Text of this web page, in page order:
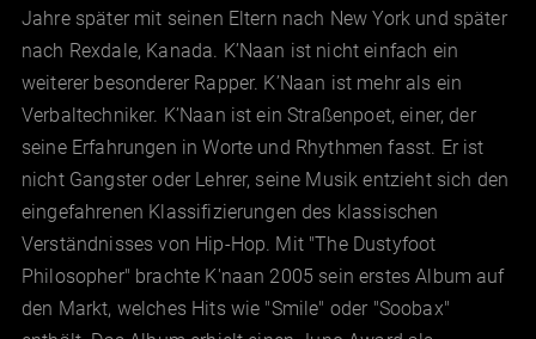
Jahre später mit seinen Eltern nach New York und später
nach Rexdale, Kanada. K’Naan ist nicht einfach ein
weiterer besonderer Rapper. K’Naan ist mehr als ein
Verbaltechniker. K’Naan ist ein Straßenpoet, einer, der
seine Erfahrungen in Worte und Rhythmen fasst. Er ist
nicht Gangster oder Lehrer, seine Musik entzieht sich den
eingefahrenen Klassifizierungen des klassischen
Verständnisses von Hip-Hop. Mit "The Dustyfoot
Philosopher" brachte K'naan 2005 sein erstes Album auf
den Markt, welches Hits wie "Smile" oder "Soobax"